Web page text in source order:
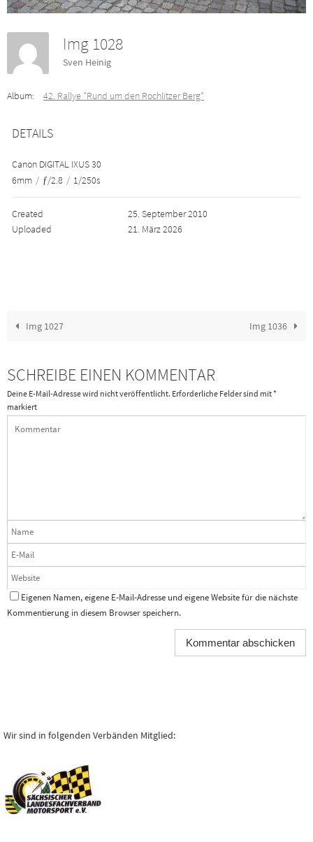
Img 1028
Sven Heinig
Album: 42. Rallye "Rund um den Rochlitzer Berg"
DETAILS
Canon DIGITAL IXUS 30
6mm / ƒ/2.8 / 1/250s
Created
25. September 2010
Uploaded
21. März 2026
Img 1027 Img 1036
SCHREIBE EINEN KOMMENTAR
Deine E-Mail-Adresse wird nicht veröffentlicht. Erforderliche Felder sind mit*
markiert
Eigenen Namen, eigene E-Mail-Adresse und eigene Website für die nächste
Kommentierung in diesem Browser speichern.
Wir sind in folgenden Verbänden Mitglied: